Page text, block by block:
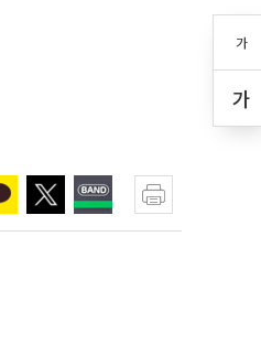
가
가